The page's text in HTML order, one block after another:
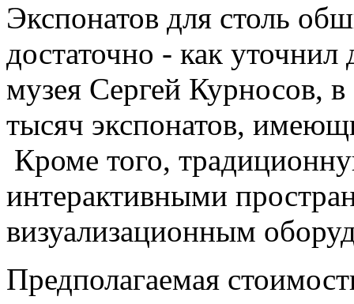
Экспонатов для столь
достаточно - как
музея Сергей Курносов, в
тысяч экспонатов,
Кроме того,
интерактивными
визуализационным
Предполагаемая